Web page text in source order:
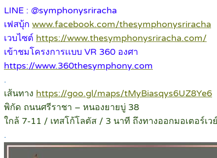
LINE : @symphonysriracha
เฟสบุ้ก www.facebook.com/thesymphonysriracha
เวบไซต์ https://www.thesymphonysriracha.com/
เข้าชมโครงการเเบบ VR 360 องศา
https://www.360thesymphony.com
.
เส้นทาง https://goo.gl/maps/tMyBiasqys6UZ8Ye6
พิกัด ถนนศรีราชา – หนองยายบู่ 38
ใกล้ 7-11 / เทสโก้โลตัส / 3 นาที ถึงทางออกมอเตอร์เว
.